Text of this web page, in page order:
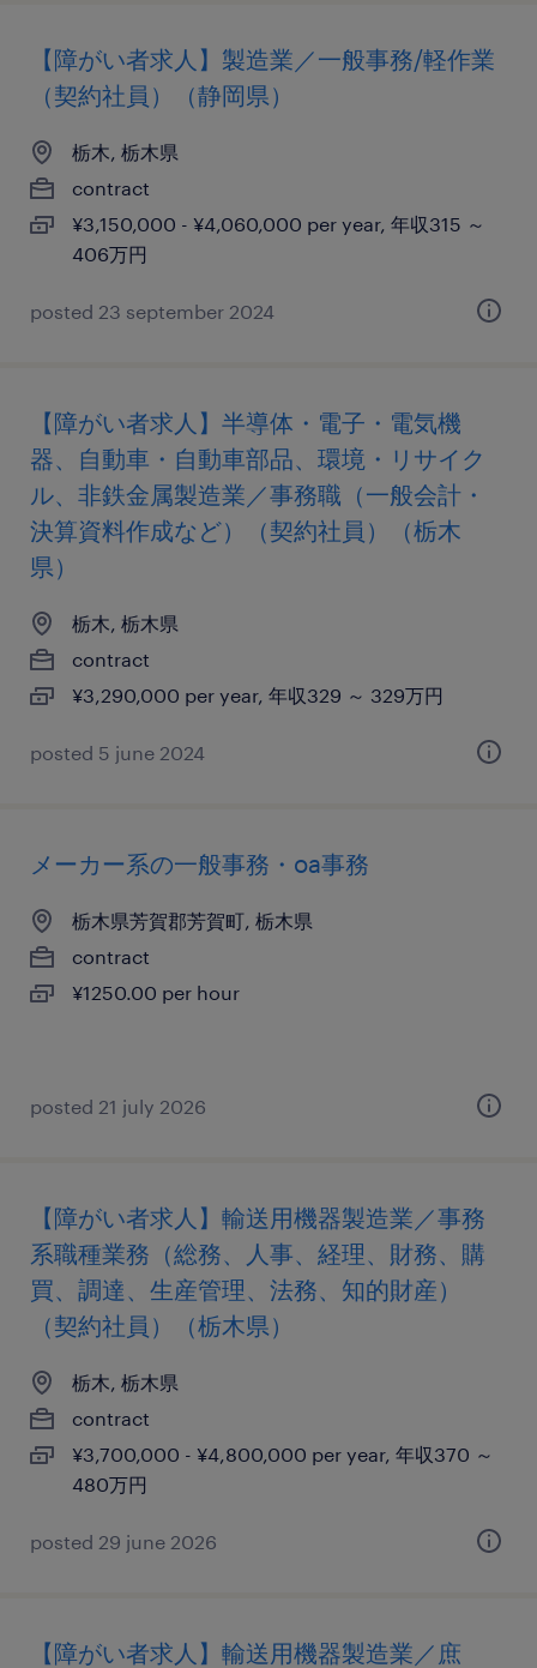
【障がい者求人】製造業／一般事務/軽作業
（契約社員）（静岡県）
栃木, 栃木県
contract
¥3,150,000 - ¥4,060,000 per year, 年収315 ～
406万円
posted 23 september 2024
【障がい者求人】半導体・電子・電気機
器、自動車・自動車部品、環境・リサイク
ル、非鉄金属製造業／事務職（一般会計・
決算資料作成など）（契約社員）（栃木
県）
栃木, 栃木県
contract
¥3,290,000 per year, 年収329 ～ 329万円
posted 5 june 2024
メーカー系の一般事務・oa事務
栃木県芳賀郡芳賀町, 栃木県
contract
¥1250.00 per hour
posted 21 july 2026
【障がい者求人】輸送用機器製造業／事務
系職種業務（総務、人事、経理、財務、購
買、調達、生産管理、法務、知的財産）
（契約社員）（栃木県）
栃木, 栃木県
contract
¥3,700,000 - ¥4,800,000 per year, 年収370 ～
480万円
posted 29 june 2026
【障がい者求人】輸送用機器製造業／庶